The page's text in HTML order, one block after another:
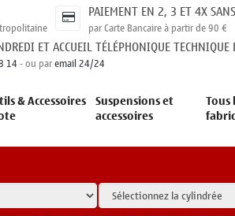
PAIEMENT EN 2, 3 ET 4X
par Carte Bancaire à partir de 90 €
ET ACCUEIL TÉLÉPHONIQUE
14- ou paremail 24/24
& Accessoires Suspensions et
accessoires
Tous